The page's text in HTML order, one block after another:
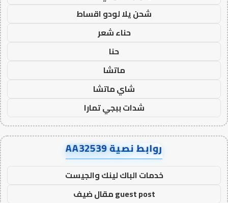
شحن يلا لودو اقساط
حناء شعر
حنا
ماتشا
شاي ماتشا
شدات ببجي تمارا
روابط نصية AA32539
خدمات الباك لينك والجيست
guest post مقال ضيف